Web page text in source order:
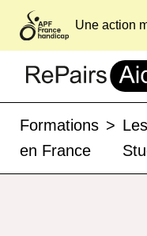
Une action
Formations
en France
> Les